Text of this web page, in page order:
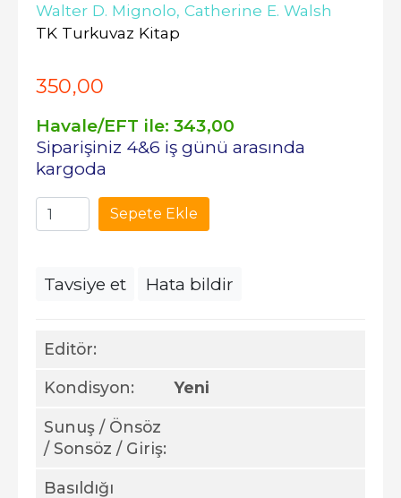
Walter D. Mignolo, Catherine E. Walsh
TK Turkuvaz Kitap
Editör:
Kondisyon: Yeni
Sunuş / Önsöz
/ Sonsöz / Giriş:
Basıldığı
350,00
Havale/EFT ile: 343,00
Siparişiniz 4&6 iş günü arasında
kargoda
Sepete Ekle
Tavsiye et Hata bildir